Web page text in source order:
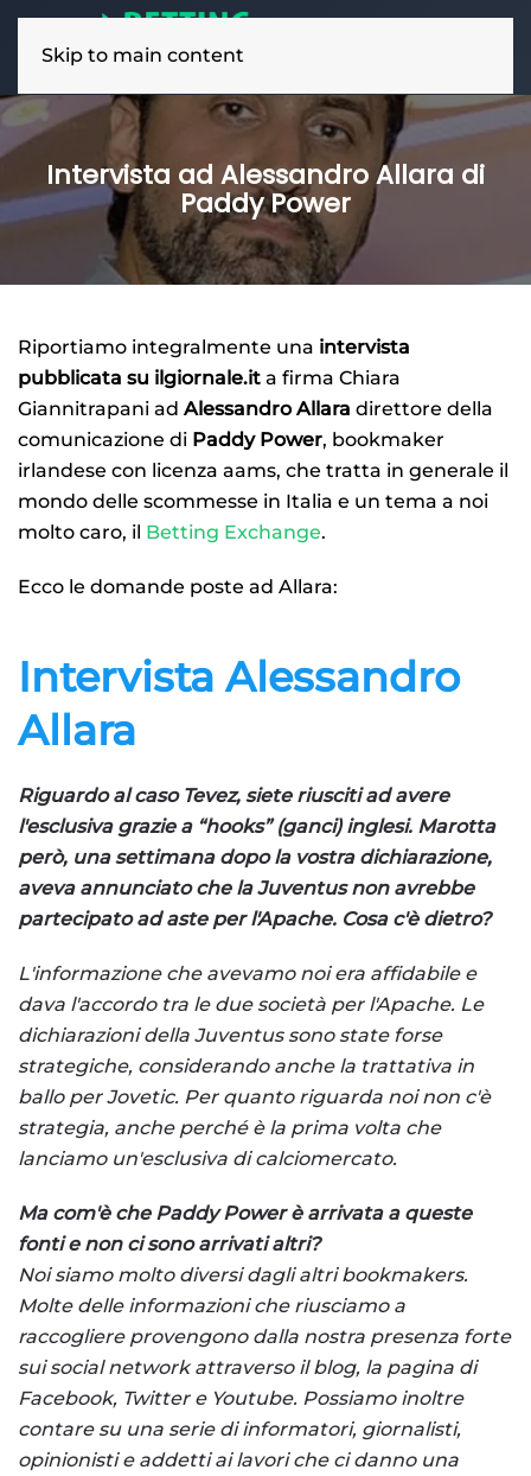
Skip to main content
Intervista ad Alessandro Allara di
Paddy Power
Riportiamo integralmente una intervista
pubblicata su ilgiornale.it a firma Chiara
Giannitrapani ad Alessandro Allara direttore della
comunicazione di Paddy Power, bookmaker
irlandese con licenza aams, che tratta in generale il
mondo delle scommesse in Italia e un tema a noi
molto caro, il Betting Exchange.
Ecco le domande poste ad Allara:
Intervista Alessandro
Allara
Riguardo al caso Tevez, siete riusciti ad avere
l'esclusiva grazie a “hooks” (ganci) inglesi. Marotta
però, una settimana dopo la vostra dichiarazione,
aveva annunciato che la Juventus non avrebbe
partecipato ad aste per l'Apache. Cosa c'è dietro?
L'informazione che avevamo noi era affidabile e
dava l'accordo tra le due società per l'Apache. Le
dichiarazioni della Juventus sono state forse
strategiche, considerando anche la trattativa in
ballo per Jovetic. Per quanto riguarda noi non c'è
strategia, anche perché è la prima volta che
lanciamo un'esclusiva di calciomercato.
Ma com'è che Paddy Power è arrivata a queste
fonti e non ci sono arrivati altri?
Noi siamo molto diversi dagli altri bookmakers.
Molte delle informazioni che riusciamo a
raccogliere provengono dalla nostra presenza forte
sui social network attraverso il blog, la pagina di
Facebook, Twitter e Youtube. Possiamo inoltre
contare su una serie di informatori, giornalisti,
opinionisti e addetti ai lavori che ci danno una